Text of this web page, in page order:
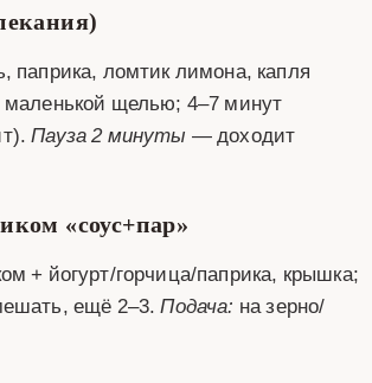
паприка, ломтик лимона, капля
маленькой щелью; 4–7 минут
Пауза 2 минуты — доходит
«соус+пар»
+ йогурт/горчица/паприка, крышка;
ещё 2–3.Подача: на зерно/